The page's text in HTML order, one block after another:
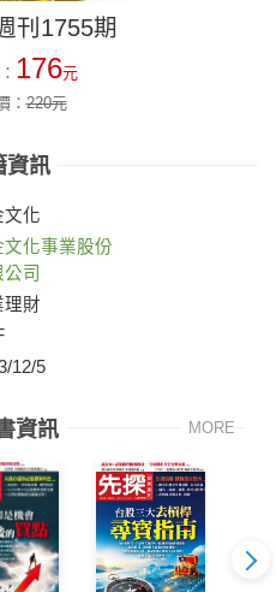
刊1755期
176元
：220元
資訊
文化
文化事業股份
司
理財
12/5
資訊 MORE